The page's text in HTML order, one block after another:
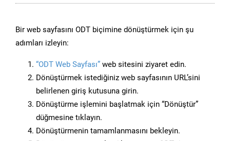
Bir web sayfasını ODT biçimine dönüştürmek için şu
adımları izleyin:
“ODT Web Sayfası” web sitesini ziyaret edin.
Dönüştürmek istediğiniz web sayfasının URL’sini
belirlenen giriş kutusuna girin.
Dönüştürme işlemini başlatmak için “Dönüştür”
düğmesine tıklayın.
Dönüştürmenin tamamlanmasını bekleyin.